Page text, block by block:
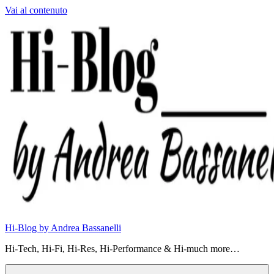
Vai al contenuto
Hi-Blog by Andrea Bassanelli
Hi-Tech, Hi-Fi, Hi-Res, Hi-Performance & Hi-much more…